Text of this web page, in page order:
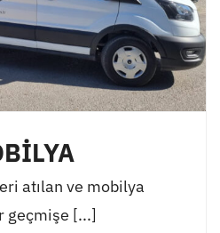
atılan ve mobilya
geçmişe [...]